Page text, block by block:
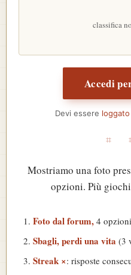
classifica
Accedi
Devi essere loggato
⌗
Mostriamo una foto
opzioni. Più
Foto dal forum, 4
Sbagli, perdi una vita (3
Streak ×: risposte